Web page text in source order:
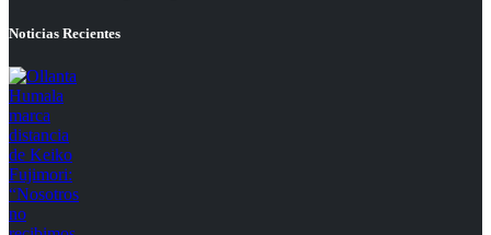
Noticias Recientes